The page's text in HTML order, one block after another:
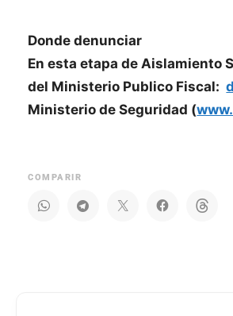
Donde denunciar
En esta etapa de Aislamiento
del Ministerio Publico Fiscal:
Ministerio de Seguridad (
COMPARIR